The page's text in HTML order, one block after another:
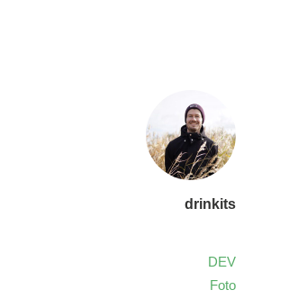
drinkits
DEV
Foto